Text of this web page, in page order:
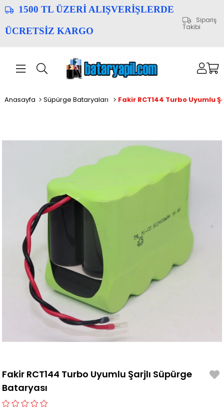
1500 TL ÜZERİ ALIŞVERİŞLERDE
ÜCRETSİZ KARGO
Sipariş
Takibi
Anasayfa Süpürge Bataryaları
Fakir RCT144 Turbo Uyumlu Şarjlı Süpürge
Bataryası